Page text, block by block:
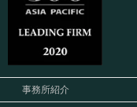
事務所紹介